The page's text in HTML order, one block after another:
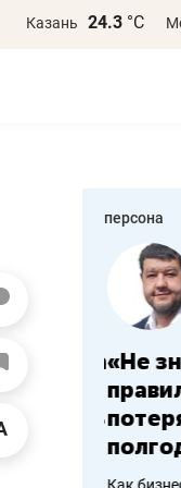
Казань 24.3 °С
персона
работа «Не